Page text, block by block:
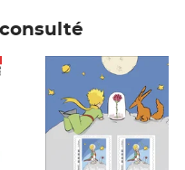
Prix 7,50€